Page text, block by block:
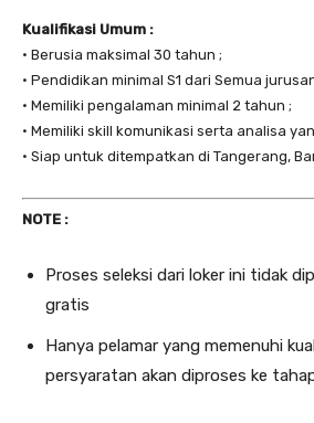
Kualifikasi Umum :
• Berusia maksimal 30 tahun ;
• Pendidikan minimal S1 dari Semua
• Memiliki pengalaman minimal 2 tahun ;
• Memiliki skill komunikasi serta analisa
• Siap untuk ditempatkan di Tangerang,
NOTE :
Proses seleksi dari loker ini tidak
gratis
Hanya pelamar yang memenuhi
persyaratan akan diproses ke